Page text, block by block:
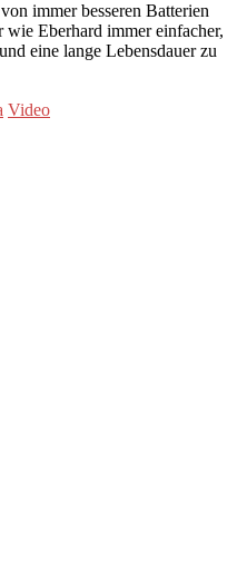
immer besseren Batterien
Eberhard immer einfacher,
eine lange Lebensdauer zu
Video